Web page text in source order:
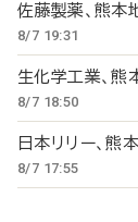
佐藤製薬、熊
8/7 19:31
生化学工業、
8/7 18:50
日本リリー、
8/7 17:55